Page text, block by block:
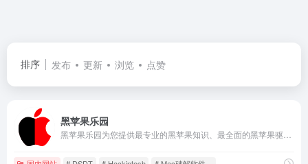
排序 发布 更新 浏览 点赞
黑苹果乐园